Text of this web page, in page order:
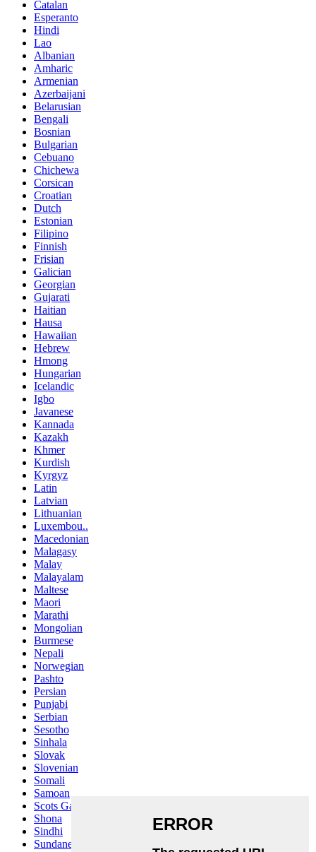
Catalan
Esperanto
Hindi
Lao
Albanian
Amharic
Armenian
Azerbaijani
Belarusian
Bengali
Bosnian
Bulgarian
Cebuano
Chichewa
Corsican
Croatian
Dutch
Estonian
Filipino
Finnish
Frisian
Galician
Georgian
Gujarati
Haitian
Hausa
Hawaiian
Hebrew
Hmong
Hungarian
Icelandic
Igbo
Javanese
Kannada
Kazakh
Khmer
Kurdish
Kyrgyz
Latin
Latvian
Lithuanian
Luxembou..
Macedonian
Malagasy
Malay
Malayalam
Maltese
Maori
Marathi
Mongolian
Burmese
Nepali
Norwegian
Pashto
Persian
Punjabi
Serbian
Sesotho
Sinhala
Slovak
Slovenian
Somali
Samoan
Scots Gaelic
Shona
Sindhi
Sundanese